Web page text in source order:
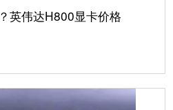
英伟达H800显卡价格